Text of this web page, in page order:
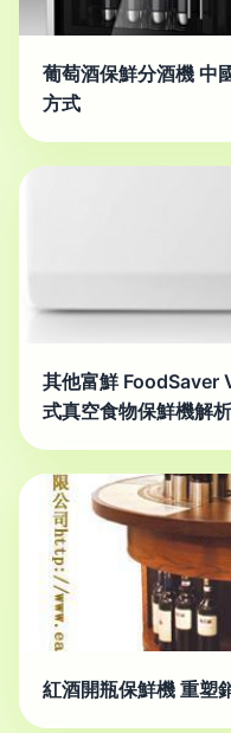
葡萄酒保鮮分酒機 中
方式
其他富鮮
式真空食物保鮮機解
紅酒開瓶保鮮機 重塑